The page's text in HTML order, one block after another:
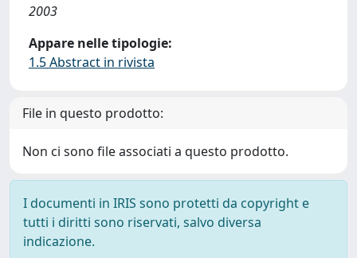
2003
Appare nelle tipologie:
1.5 Abstract in rivista
File in questo prodotto:
Non ci sono file associati a questo prodotto.
I documenti in IRIS sono protetti da copyright e
tutti i diritti sono riservati, salvo diversa
indicazione.